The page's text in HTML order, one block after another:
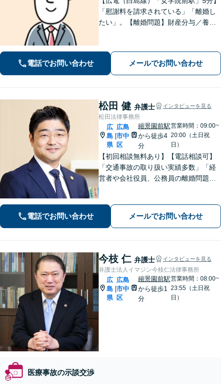
「慰謝料を請求されている」「離婚し
たい」。【離婚問題】財産分与／養育
請求など【相続・遺言】料金は明確に
細かく設定【初回相談無料】
電話でお問い合わせ メールでお問い合わせ
松田 健 弁護士 インタビューを見る
松田法律事務所
広
島
県
|
広島
市中
区
縮景園前駅
から徒歩4
分
営業時間：09:00~
20:00（土日祝
日）
【初回相談無料あり】【電話相談可】
「交通事故の取り扱い実績多数」「経
営者や会社役員、公務員の離婚問題に
景園前駅4分】
電話でお問い合わせ メールでお問い合わせ
今枝 仁 弁護士 インタビューを見る
弁護士法人イマジン今枝仁法律事務所
広
島
県
|
広島
市中
区
縮景園前駅
から徒歩1
分
営業時間：08:00~
23:55（土日祝
日）
医療事故の示談交渉